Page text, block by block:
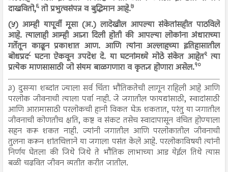
दाखवितो,६तो प्रभुत्वसंपन्न व बुद्धिमान आहे.७
(५) आम्ही यापूर्वी मूसा (अ.) लादेखील आपल्या संकेतांसहीत पाठविले
आहे. त्यालाही आम्ही आज्ञा दिली होती की आपल्या लोकांना अंधाराच्या
गर्तेतून काढून प्रकाशात आण. आणि त्यांना अल्लाहच्या इतिहासातील
बोधप्रद८घटना ऐकवून उपदेश दे. या घटनांमध्ये मोठे संकेत आहेत९त्या
प्रत्येक माणसासाठी जो संयम बाळगणारा व कृतज्ञ होणारा असेल.१०
३) दुसऱ्या शब्दांत ज्याला सर्व चिंता भौतिकतेची लागून राहिली आहे आणि
परलोक जीवनाची त्याला पर्वा नाही. जे जगातील फायद्यांसाठी, स्वादांसाठी
आणि आरामासाठी परलोकची हानी विकत घेऊ शकतात, परंतु या जगातील
जीवनाची कोणतीच क्षति, कष्ट व संकट तसेच स्वादापासून वंचित होण्याला
सहन करू शकत नाही. ज्यांनी जगातील आणि परलोकातील जीवनाची
तुलना करून शांतचित्ताने या जगाला पसंत केले आहे. परलोकाविषयी त्यांनी
निर्णय घेतला की जिथे जिथे ते भौतिक लाभाच्या आड येईल तिथे त्यास
बळी चढवित जीवन व्यतीत करीत जातील.